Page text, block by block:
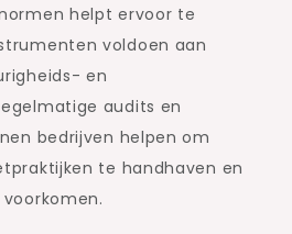
helpt ervoor te
voldoen aan
en
audits en
bedrijven helpen om
te handhaven en